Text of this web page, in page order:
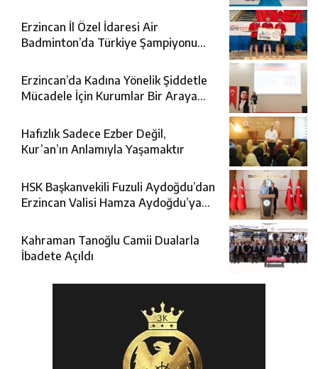
Erzincan İl Özel İdaresi Air
Badminton’da Türkiye Şampiyonu
Erzincan’da Kadına Yönelik Şiddetle
Mücadele İçin Kurumlar Bir Araya
Hafızlık Sadece Ezber Değil,
Kur’an’ın Anlamıyla Yaşamaktır
HSK Başkanvekili Fuzuli Aydoğdu’dan
Erzincan Valisi Hamza Aydoğdu’ya
Kahraman Tanoğlu Camii Dualarla
İbadete Açıldı